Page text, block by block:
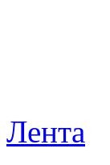
Лента